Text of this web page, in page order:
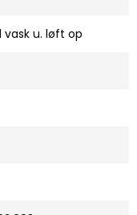
u. løft op